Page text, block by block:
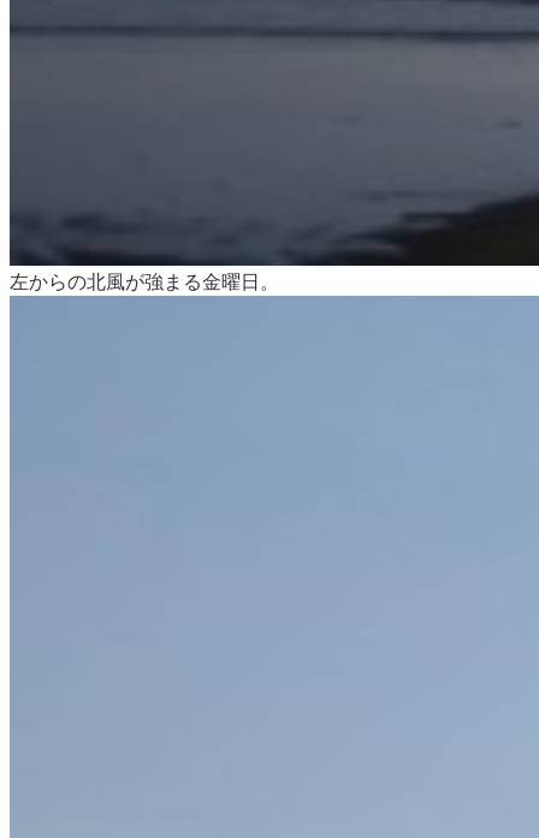
左からの北風が強まる金曜日。